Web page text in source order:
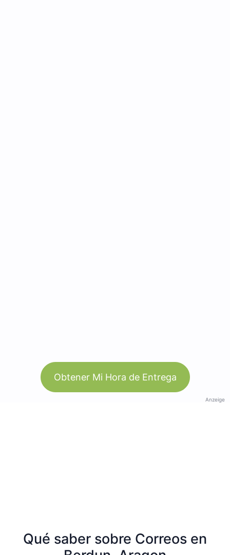
Obtener Mi Hora de Entrega
Anzeige
Qué saber sobre Correos en